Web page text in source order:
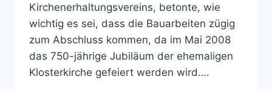
Kirchenerhaltungsvereins, betonte, wie
wichtig es sei, dass die Bauarbeiten zügig
zum Abschluss kommen, da im Mai 2008
das 750-jährige Jubiläum der ehemaligen
Klosterkirche gefeiert werden wird….